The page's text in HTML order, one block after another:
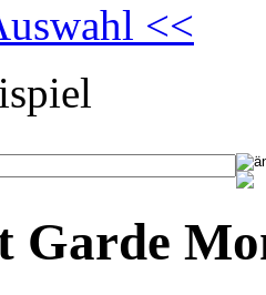
<<
Garde